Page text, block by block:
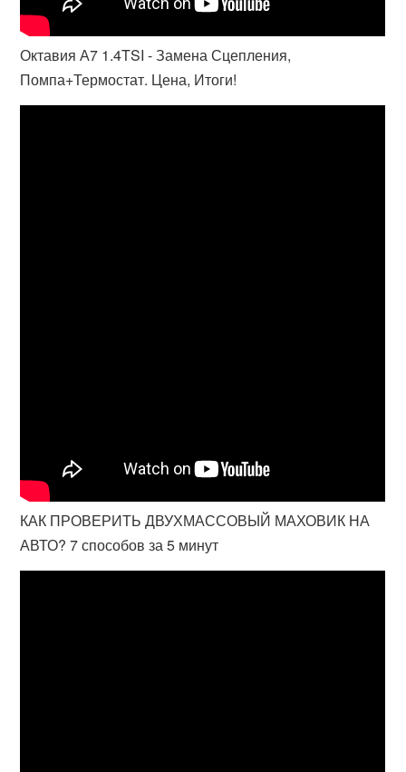
Октавия А7 1.4TSI - Замена Сцепления,
Помпа+Термостат. Цена, Итоги!
КАК ПРОВЕРИТЬ ДВУХМАССОВЫЙ МАХОВИК НА
АВТО? 7 способов за 5 минут